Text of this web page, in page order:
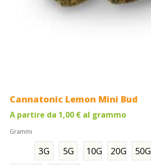
Cannatonic Lemon Mini Bud
A partire da 1,00 € al grammo
Grammi
3G 5G 10G 20G 50G